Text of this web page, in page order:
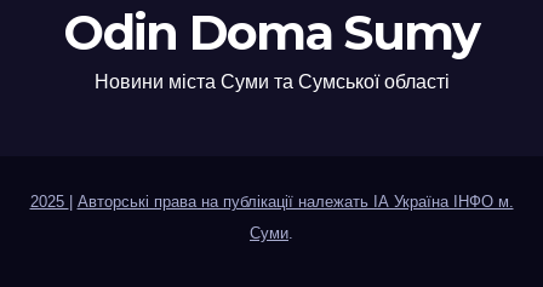
Odin Doma Sumy
Новини міста Суми та Сумської області
2025
Авторські права на публікації належать ІА Україна ІНФО м.
Суми